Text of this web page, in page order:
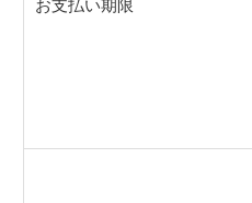
お支払い期限